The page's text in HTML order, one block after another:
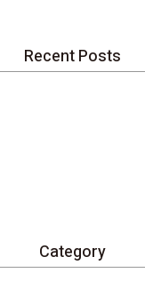
Recent Posts
Category